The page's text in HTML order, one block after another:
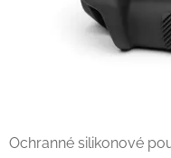
Ochranné silikonové